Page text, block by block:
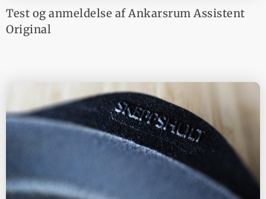
Test og anmeldelse af Ankarsrum Assistent
Original